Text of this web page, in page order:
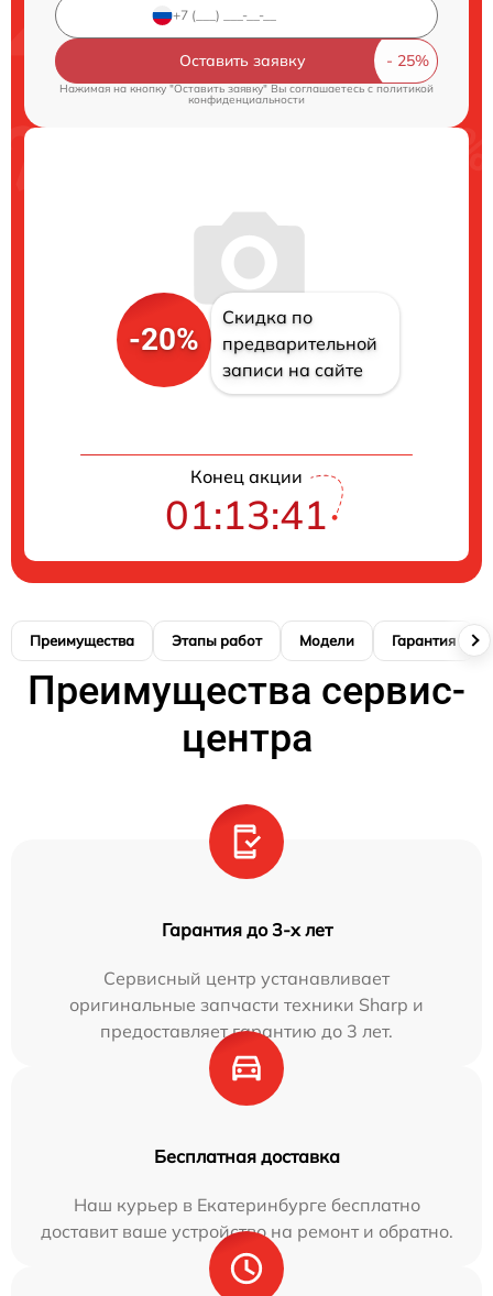
Оставить заявку
Нажимая на кнопку "Оставить заявку" Вы соглашаетесь cполитикой
конфиденциальности
-20%
Скидка по
предварительной
записи на сайте
Конец акции
01:13:41
Преимущества Этапы работ Модели Гарантия
Преимущества сервис-
центра
Гарантия до 3-х лет
Сервисный центр устанавливает
оригинальные запчасти техники Sharp и
предоставляет гарантию до 3 лет.
Бесплатная доставка
Наш курьер в Екатеринбурге бесплатно
доставит ваше устройство на ремонт и обратно.